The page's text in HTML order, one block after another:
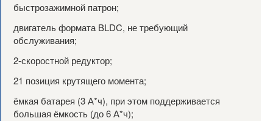
быстрозажимной патрон;
двигатель формата BLDC, не требующий
обслуживания;
2-скоростной редуктор;
21 позиция крутящего момента;
ёмкая батарея (3 А*ч), при этом поддерживается
большая ёмкость (до 6 А*ч);